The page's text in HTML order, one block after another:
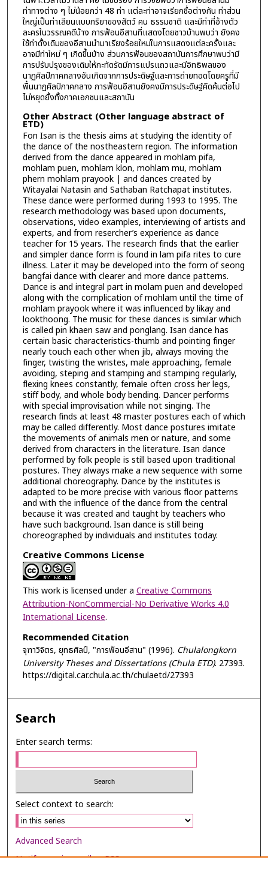
ท่าทางต่าง ๆ ไม่น้อยกว่า 48 ท่า แต่ละท่าอาจเรียกชื่อต่างกัน ท่าส่วน
ใหญ่เป็นท่าเลียนแบบกริยาของสัตว์ คน ธรรมชาติ และมีท่าที่อ้างตัว
ละครในวรรณคดีบ้าง การฟ้อนอีสานที่แสดงโดยชาวบ้านพบว่า ยังคง
ใช้ท่าดั้งเดิมของอีสานนำมาเรียงร้อยใหม่ในการแสดงแต่ละครั้งและ
อาจมีท่าใหม่ ๆ เกิดขึ้นบ้าง ส่วนการฟ้อนของสถาบันการศึกษาพบว่ามี
การปรับปรุงของเดิมให้กะทัดรัดมีการแปรแถวและมีอิทธิพลของ
นาฏศิลป์ภาคกลางอันเกิดจากการประดิษฐ์และการถ่ายทอดโดยครูที่มี
พื้นนาฏศิลป์ภาคกลาง การฟ้อนอีสานยังคงมีการประดิษฐ์คิดค้นต่อไป
ไม่หยุดยั้งทั้งภาคเอกชนและสถาบัน
Other Abstract (Other language abstract of
ETD)
Fon Isan is the thesis aims at studying the identity of
the dance of the nostheastern region. The information
derived from the dance appeared in mohlam pifa,
mohlam puen, mohlam klon, mohlam mu, mohlam
phern mohlam prayook | and dances created by
Witayalai Natasin and Sathaban Ratchapat institutes.
These dance were performed during 1993 to 1995. The
research methodology was based upon documents,
observations, video examples, interviewing of artists and
experts, and from resercher’s experience as dance
teacher for 15 years. The research finds that the earlier
and simpler dance form is found in lam pifa rites to cure
illness. Later it may be developed into the form of seong
bangfai dance with clearer and more dance patterns.
Dance is and integral part in molam puen and developed
along with the complication of mohlam until the time of
mohlam prayook where it was influenced by likay and
lookthoong. The music for these dances is similar which
is called pin khaen saw and ponglang. Isan dance has
certain basic characteristics-thumb and pointing finger
nearly touch each other when jib, always moving the
finger, twisting the wristes, male approaching, female
avoiding, steping and stamping and stamping regularly,
flexing knees constantly, female often cross her legs,
stiff body, and whole body bending. Dancer performs
with special improvisation while not singing. The
research finds at least 48 master postures each of which
may be called differently. Most dance postures imitate
the movements of animals men or nature, and some
derived from characters in the literature. Isan dance
performed by folk people is still based upon traditional
postures. They always make a new sequence with some
additional choreography. Dance by the institutes is
adapted to be more precise with various floor patterns
and with the influence of the dance from the central
because it was created and taught by teachers who
have such background. Isan dance is still being
choreographed by individuals and institutes today.
Creative Commons License
This work is licensed under a Creative Commons
Attribution-NonCommercial-No Derivative Works 4.0
International License.
Recommended Citation
จุฑาวิจิตร, ยุทธศิลป์, "การฟ้อนอีสาน" (1996). Chulalongkorn
University Theses and Dissertations (Chula ETD). 27393.
https://digital.car.chula.ac.th/chulaetd/27393
Search
Enter search terms:
Select context to search:
Advanced Search
Notify me via email orRSS